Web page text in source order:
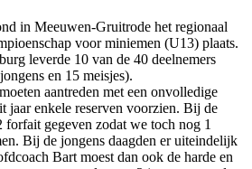
in Meeuwen-Gruitrode het regionaal
voor miniemen (U13) plaats.
leverde 10 van de 40 deelnemers
en 15 meisjes).
aantreden met een onvolledige
jaar enkele reserven voorzien. Bij de
forfait gegeven zodat we toch nog 1
Bij de jongens daagden er uiteindelijk
Bart moest dan ook de harde en